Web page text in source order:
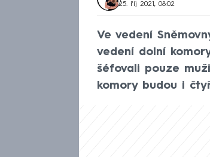
25. říj 2021, 08:02
Ve vedení
vedení dolní
šéfovali pouze
komory budou i